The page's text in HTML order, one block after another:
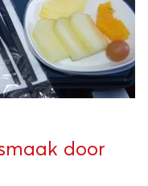
door